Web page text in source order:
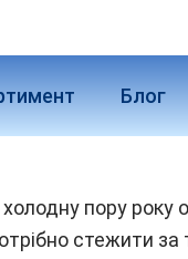
Блог
пору року
стежити